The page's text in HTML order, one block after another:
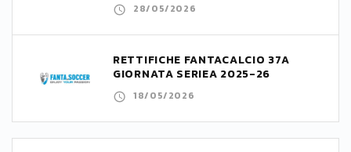
28/05/2026
RETTIFICHE FANTACALCIO 37A
GIORNATA SERIEA 2025-26
18/05/2026